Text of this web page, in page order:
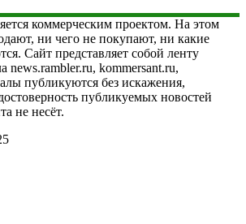
коммерческим проектом. На этом
ни чего не покупают, ни какие
Сайт представляет собой ленту
news.rambler.ru, kommersant.ru,
публикуются без искажения,
публикуемых новостей
не несёт.